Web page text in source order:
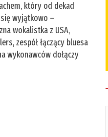
który od dekad
wyjątkowo –
wokalistka z USA,
zespół łączący bluesa
wykonawców dołączy